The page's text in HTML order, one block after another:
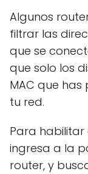
Algunos
filtrar las
que se
que solo los
MAC que
tu red.
Para habilitar
ingresa a la
router, y